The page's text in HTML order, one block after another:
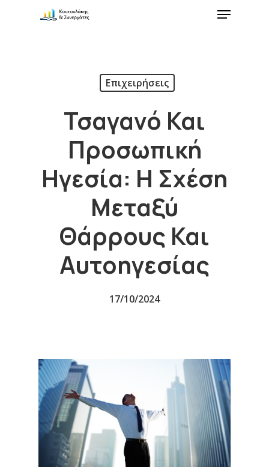
Επιχειρήσεις
Τσαγανό Και
Προσωπική
Ηγεσία: Η Σχέση
Μεταξύ
Θάρρους Και
Αυτοηγεσίας
17/10/2024